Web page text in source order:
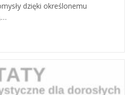
dzięki określonemu